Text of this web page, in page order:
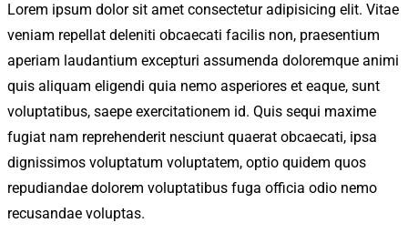
Lorem ipsum dolor sit amet consectetur adipisicing elit. Vitae
veniam repellat deleniti obcaecati facilis non, praesentium
aperiam laudantium excepturi assumenda doloremque animi
quis aliquam eligendi quia nemo asperiores et eaque, sunt
voluptatibus, saepe exercitationem id. Quis sequi maxime
fugiat nam reprehenderit nesciunt quaerat obcaecati, ipsa
dignissimos voluptatum voluptatem, optio quidem quos
repudiandae dolorem voluptatibus fuga officia odio nemo
recusandae voluptas.